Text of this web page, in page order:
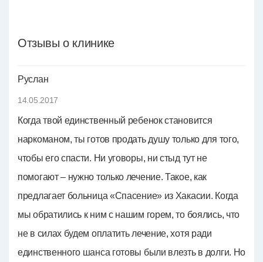
Отзывы о клинике
Руслан
14.05.2017
Когда твой единственный ребенок становится
наркоманом, ты готов продать душу только для того,
чтобы его спасти. Ни уговоры, ни стыд тут не
помогают – нужно только лечение. Такое, как
предлагает больница «Спасение» из Хакасии. Когда
мы обратились к ним с нашим горем, то боялись, что
не в силах будем оплатить лечение, хотя ради
единственного шанса готовы были влезть в долги. Но